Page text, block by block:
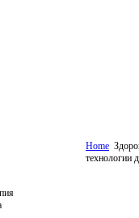
Home
технологии